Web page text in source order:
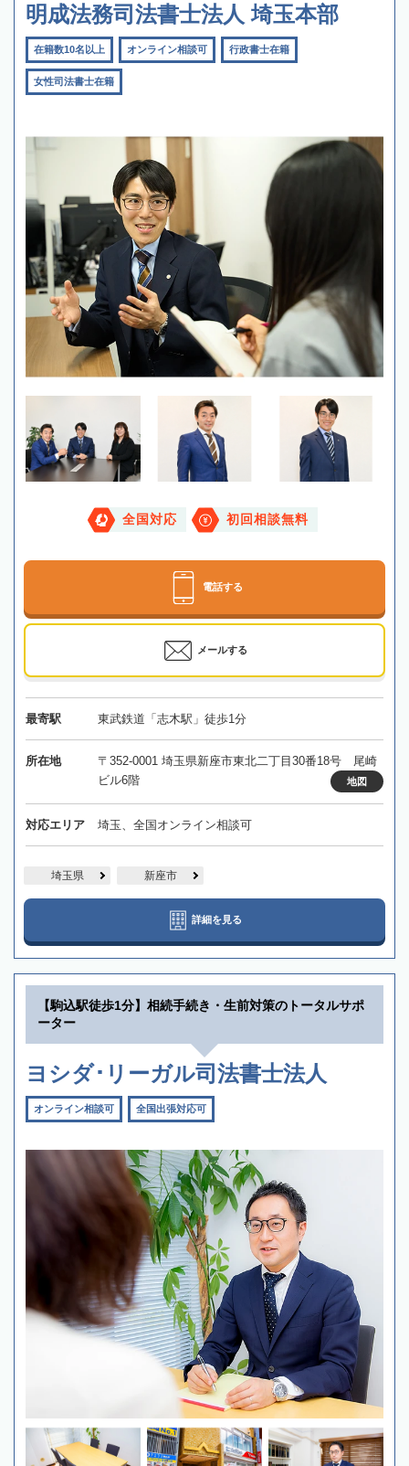
明成法務司法書士法人 埼玉本部
在籍数10名以上 オンライン相談可 行政書士在籍
女性司法書士在籍
全国対応 初回相談無料
電話する
メールする
最寄駅 東武鉄道「志木駅」徒歩1分
所在地
〒352-0001 埼玉県新座市東北二丁目30番18号 尾崎
ビル6階
地図
対応エリア 埼玉、全国オンライン相談可
埼玉県 新座市
詳細を見る
【駒込駅徒歩1分】相続手続き・生前対策のトータルサポ
ーター
ヨシダ･リーガル司法書士法人
オンライン相談可 全国出張対応可